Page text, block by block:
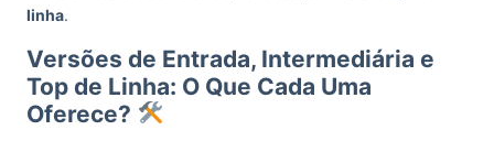
linha.
Versões de Entrada, Intermediária e
Top de Linha: O Que Cada Uma
Oferece?